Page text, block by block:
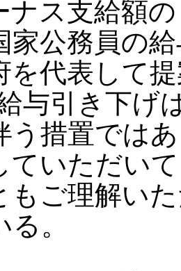
ナス支給額
家公務員の
を代表して
与引き下げ
う措置では
ていただい
もご理解い
。